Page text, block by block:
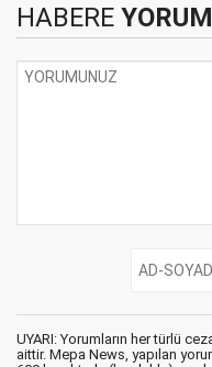
HABERE
UYARI: Yorumların her türlü
aittir. Mepa News, yapılan